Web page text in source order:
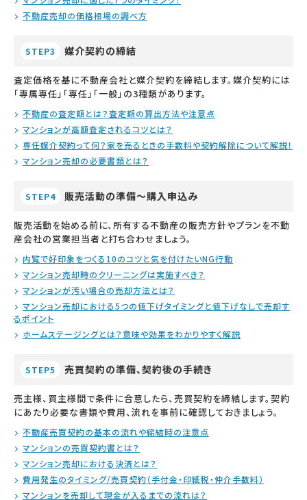
不動産売却の価格相場の調べ方
STEP3 媒介契約の締結
査定価格を基に不動産会社と媒介契約を締結します。媒介契約には
「専属専任」「専任」「一般」の3種類があります。
不動産の査定額とは？査定額の算出方法や注意点
マンションが高額査定されるコツとは？
専任媒介契約って何？家を売るときの手数料や契約解除について解説！
マンション売却の必要書類とは？
STEP4 販売活動の準備～購入申込み
販売活動を始める前に、所有する不動産の販売方針やプランを不動
産会社の営業担当者と打ち合わせましょう。
内覧で好印象をつくる10のコツと気を付けたいNG行動
マンション売却時のクリーニングは実施すべき？
マンションが汚い場合の売却方法とは？
マンション売却における5つの値下げタイミングと値下げなしで売却す
るポイント
ホームステージングとは？意味や効果をわかりやすく解説
STEP5 売買契約の準備、契約後の手続き
売主様、買主様間で条件に合意したら、売買契約を締結します。契約
にあたり必要な書類や費用、流れを事前に確認しておきましょう。
不動産売買契約の基本の流れや締結時の注意点
マンションの売買契約書とは？
マンション売却における決済とは？
費用発生のタイミング/売買契約（手付金・印紙税・仲介手数料）
マンションを売却して現金が入るまでの流れは？